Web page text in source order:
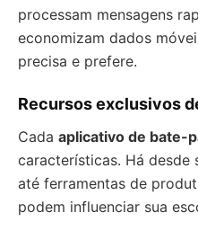
processam mensagens
economizam dados
precisa e prefere.
Recursos exclusivos
Cada aplicativo de bate-
características. Há desde
até ferramentas de
podem influenciar sua